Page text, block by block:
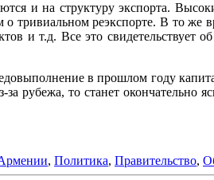
и на структуру экспорта.
тривиальном реэкспорте. В то
и т.д. Все это свидетельствует
в прошлом году
рубежа, то станет
, Политика, Правительство,